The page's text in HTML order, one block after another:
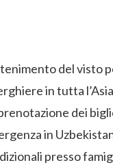
del visto
in tutta
dei
in
presso